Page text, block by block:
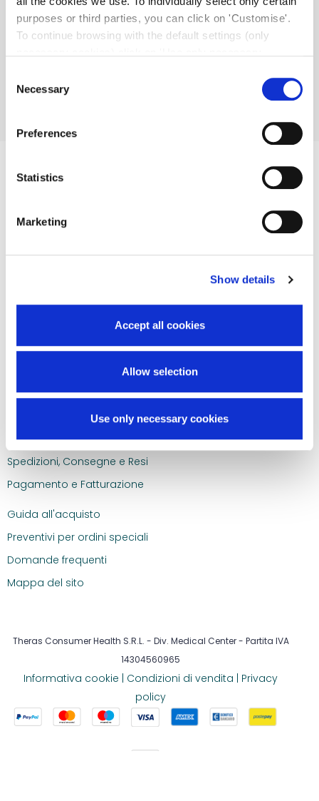
purposes or third parties, you can click on 'Customise'.
To continue browsing with the default settings (only
Policy. The cookie settings can be updated at any time
Selection
Necessary
Preferences
Statistics
Marketing
Show details
Accept all cookies
Allow selection
Use only necessary cookies
Contatti
HELP CENTER
Registrazione, Profilo e Accessi
Spedizioni, Consegne e Resi
Pagamento e Fatturazione
Guida all'acquisto
Preventivi per ordini speciali
Domande frequenti
Mappa del sito
Theras Consumer Health S.R.L. - Div. Medical Center - Partita IVA
14304560965
Informativa cookie Condizioni di vendita
Privacy
policy